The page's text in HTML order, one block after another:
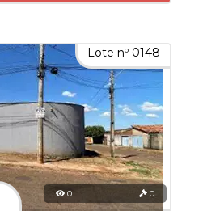
Lote nº 0148
0 0